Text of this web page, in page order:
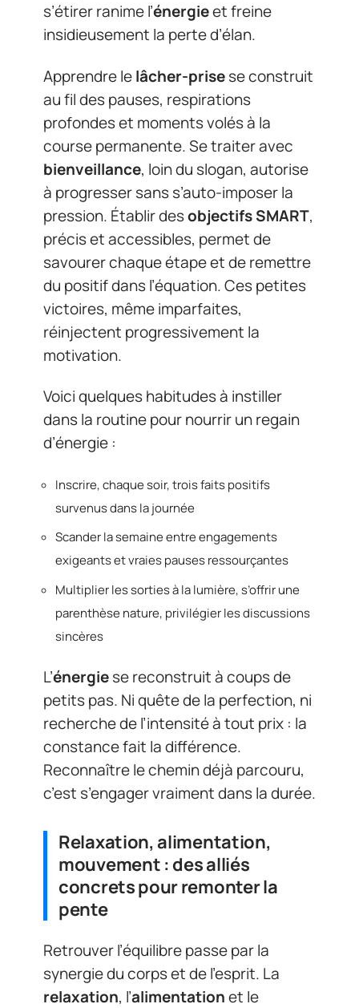
s’étirer ranime l’énergieet freine
insidieusement la perte d’élan.
Apprendre lelâcher-prisese construit
au fil des pauses, respirations
profondes et moments volés à la
course permanente. Se traiter avec
bienveillance, loin du slogan, autorise
à progresser sans s’auto-imposer la
pression. Établir desobjectifs SMART,
précis et accessibles, permet de
savourer chaque étape et de remettre
du positif dans l’équation. Ces petites
victoires, même imparfaites,
réinjectent progressivement la
motivation.
Voici quelques habitudes à instiller
dans la routine pour nourrir un regain
d’énergie :
Inscrire, chaque soir, trois faits positifs
survenus dans la journée
Scander la semaine entre engagements
exigeants et vraies pauses ressourçantes
Multiplier les sorties à la lumière, s’offrir une
parenthèse nature, privilégier les discussions
sincères
L’énergiese reconstruit à coups de
petits pas. Ni quête de la perfection, ni
recherche de l’intensité à tout prix : la
constance fait la différence.
Reconnaître le chemin déjà parcouru,
c’est s’engager vraiment dans la durée.
Relaxation, alimentation,
mouvement : des alliés
concrets pour remonter la
pente
Retrouver l’équilibre passe par la
synergie du corps et de l’esprit. La
relaxation, l’alimentationet le